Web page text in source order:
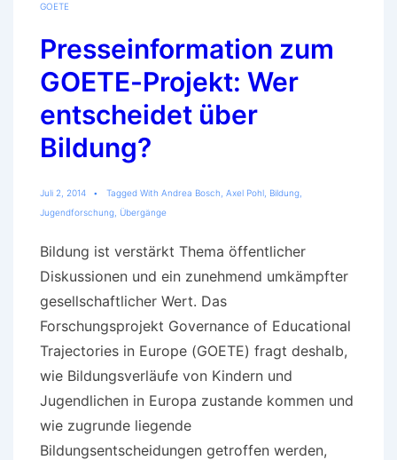
GOETE
Presseinformation zum
GOETE-Projekt: Wer
entscheidet über
Bildung?
Juli 2, 2014 Tagged With Andrea Bosch Axel Pohl, Bildung,
Jugendforschung Übergänge
Bildung ist verstärkt Thema öffentlicher
Diskussionen und ein zunehmend umkämpfter
gesellschaftlicher Wert. Das
Forschungsprojekt Governance of Educational
Trajectories in Europe (GOETE) fragt deshalb,
wie Bildungsverläufe von Kindern und
Jugendlichen in Europa zustande kommen und
wie zugrunde liegende
Bildungsentscheidungen getroffen werden,